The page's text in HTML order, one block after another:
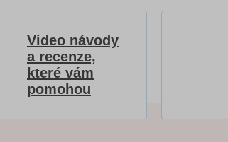
Video návody
a recenze,
které vám
pomohou